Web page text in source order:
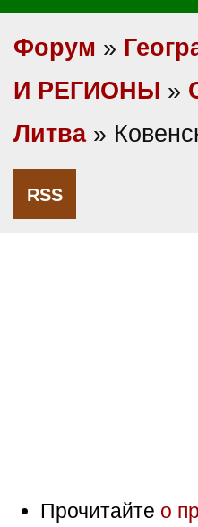
Форум »
И РЕГИОНЫ »
Литва»
RSS
Прочитайте о